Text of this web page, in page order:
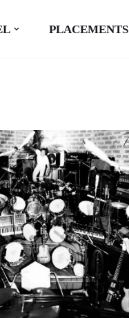
PLACEMENTS